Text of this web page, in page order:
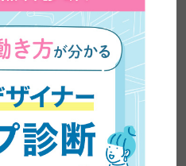
働き方、職場の環境に左右され
境で達成可能なものから発想を
もしれません。
考えてしまう気持ちはわかりま
れるかどうか」ではなく、「何
したいのか」という基準で考え